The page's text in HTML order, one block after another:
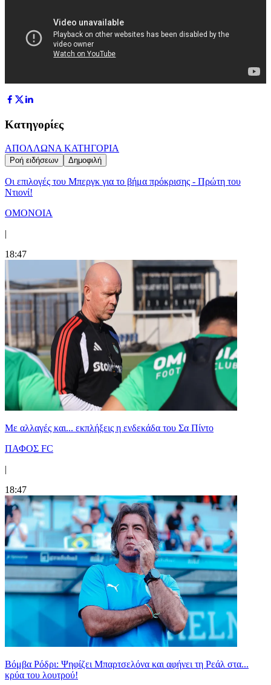
Κατηγορίες
ΑΠΟΛΛΩΝΑ ΚΑΤΗΓΟΡΙΑ
Ροή ειδήσεων Δημοφιλή
Οι επιλογές του Μπεργκ για το βήμα πρόκρισης - Πρώτη του
Ντιονί!
ΟΜΟΝΟΙΑ
|
18:47
Με αλλαγές και... εκπλήξεις η ενδεκάδα του Σα Πίντο
ΠΑΦΟΣ FC
|
18:47
Βόμβα Ρόδρι: Ψηφίζει Μπαρτσελόνα και αφήνει τη Ρεάλ στα...
κρύα του λουτρού!